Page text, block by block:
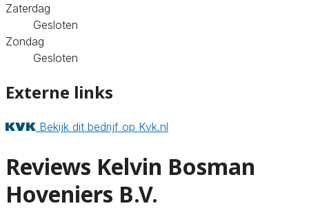
Zaterdag
Gesloten
Zondag
Gesloten
Externe links
Bekijk dit bedrijf op Kvk.nl
Reviews Kelvin Bosman
Hoveniers B.V.